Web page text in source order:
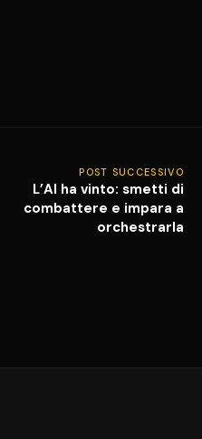
POST SUCCESSIVO
L’AI ha vinto: smetti di
combattere e impara a
orchestrarla